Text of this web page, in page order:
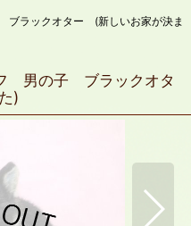
ブラックオター (新しいお家が決ま
フ 男の子 ブラックオタ
)